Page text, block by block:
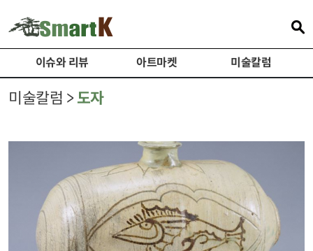
이슈와 리뷰 아트마켓 미술칼럼
미술칼럼 >도자